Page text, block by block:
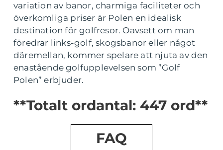
variation av banor, charmiga faciliteter och
överkomliga priser är Polen en idealisk
destination för golfresor. Oavsett om man
föredrar links-golf, skogsbanor eller något
däremellan, kommer spelare att njuta av den
enastående golfupplevelsen som ”Golf
Polen” erbjuder.
**Totalt ordantal: 447 ord**
FAQ